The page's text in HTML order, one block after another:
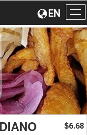
EN
$6.68